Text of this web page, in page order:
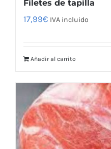
Filetes de tapilla
17,99€ IVA incluido
Añadir al carrito